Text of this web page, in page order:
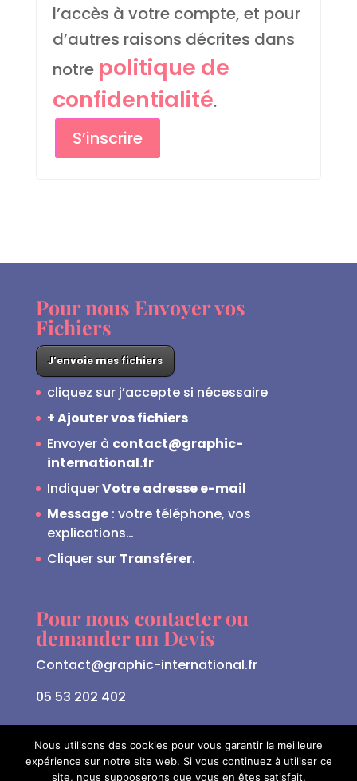
l’accès à votre compte, et pour
d’autres raisons décrites dans
notre politique de
confidentialité.
S’inscrire
Pour nous Envoyer vos
Fichiers
J’envoie mes fichiers
cliquez sur j’accepte si nécessaire
+ Ajouter vos fichiers
Envoyer à contact@graphic-
international.fr
IndiquerVotre adresse e-mail
Message: votre téléphone, vos
explications…
Cliquer sur Transférer.
Pour nous contacter ou
demander un Devis
Contact@graphic-international.fr
05 53 202 402
Nous utilisons des cookies pour vous garantir la meilleure
expérience sur notre site web. Si vous continuez à utiliser ce
site, nous supposerons que vous en êtes satisfait.